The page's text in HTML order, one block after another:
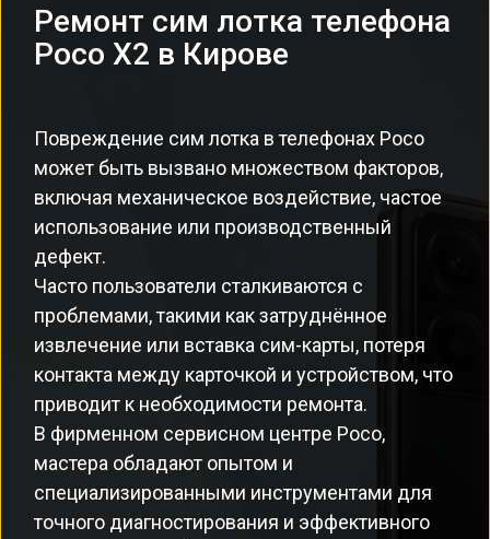
Ремонт сим лотка телефона
Poco X2 в Кирове
Повреждение сим лотка в телефонах Poco
может быть вызвано множеством факторов,
включая механическое воздействие, частое
использование или производственный
дефект.
Часто пользователи сталкиваются с
проблемами, такими как затруднённое
извлечение или вставка сим-карты, потеря
контакта между карточкой и устройством, что
приводит к необходимости ремонта.
В фирменном сервисном центре Poco,
мастера обладают опытом и
специализированными инструментами для
точного диагностирования и эффективного